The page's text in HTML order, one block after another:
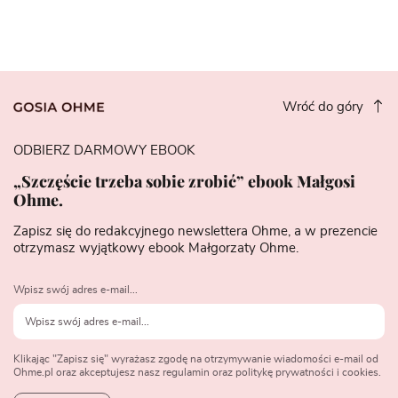
Wróć do góry
ODBIERZ DARMOWY EBOOK
„Szczęście trzeba sobie zrobić” ebook Małgosi
Ohme.
Zapisz się do redakcyjnego newslettera Ohme, a w prezencie
otrzymasz wyjątkowy ebook Małgorzaty Ohme.
Wpisz swój adres e-mail...
Klikając "Zapisz się" wyrażasz zgodę na otrzymywanie wiadomości e-mail od
Ohme.pl oraz akceptujesz nasz regulamin oraz politykę prywatności i cookies.